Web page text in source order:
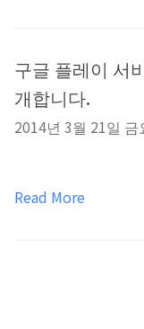
구글 플레이 서
개합니다.
2014년 3월 21일 금
Read More